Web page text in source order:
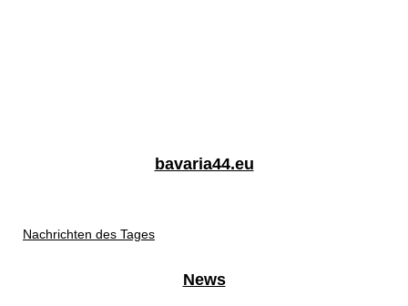
bavaria44.eu
Nachrichten des Tages
News